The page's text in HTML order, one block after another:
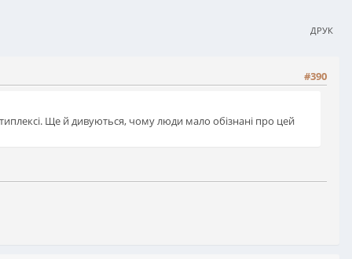
ДРУК
#390
Ще й дивуються, чому люди мало обізнані про цей